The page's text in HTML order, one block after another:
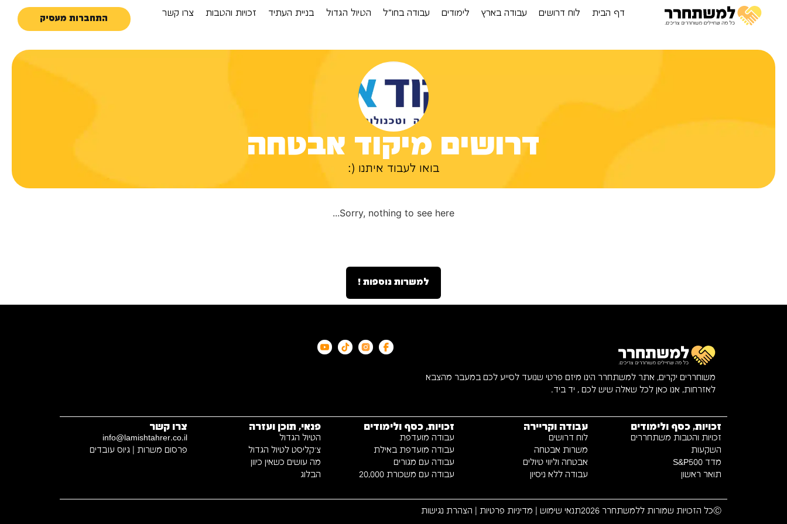
דף הבית לוח דרושים עבודה בארץ לימודים עבודה בחו”ל הטיול הגדול בניית העתיד זכויות והטבות צרו קשר
התחברות מעסיק
דרושים מיקוד אבטחה
בואו לעבוד איתנו (:
Sorry, nothing to see here...
למשרות נוספות !
משוחררים יקרים, אתר למשתחרר הינו מיזם פרטי שנועד לסייע לכם במעבר מהצבא
לאזרחות, אנו כאן לכל שאלה שיש לכם , יד ביד.
זכויות, כסף ולימודים
זכויות והטבות משתחררים
השקעות
מדד S&P500
תואר ראשון
עבודה וקריירה
לוח דרושים
משרות אבטחה
אבטחה וליווי טיולים
עבודה ללא ניסיון
זכויות, כסף ולימודים
עבודה מועדפת
עבודה מועדפת באילת
עבודה עם מגורים
עבודה עם משכורת 20,000
פנאי, תוכן ועזרה
הטיול הגדול
צ׳קליסט לטיול הגדול
מה עושים כשאין כיוון
הבלוג
צרו קשר
info@lamishtahrer.co.il
פרסום משרות | גיוס עובדים
Ⓒכל הזכויות שמורות ללמשתחרר 2026 תנאי שימוש מדיניות פרטיות הצהרת נגישות